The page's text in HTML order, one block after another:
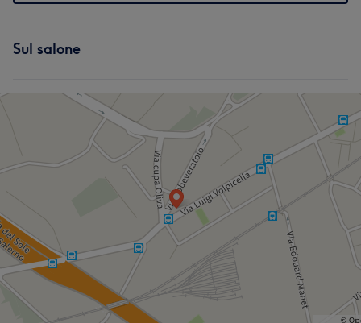
Sul salone